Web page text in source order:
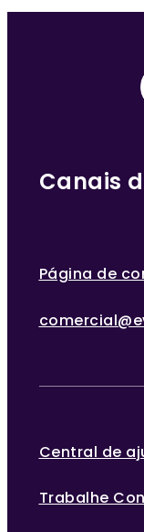
Canais
Página de
Central de
Trabalhe